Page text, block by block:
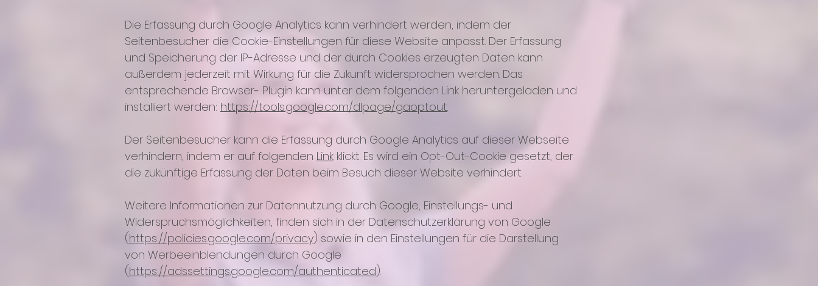
Die Erfassung durch Google Analytics kann verhindert werden, indem der
Seitenbesucher die Cookie-Einstellungen für diese Website anpasst. Der Erfassung
und Speicherung der IP-Adresse und der durch Cookies erzeugten Daten kann
außerdem jederzeit mit Wirkung für die Zukunft widersprochen werden. Das
entsprechende Browser- Plugin kann unter dem folgenden Link heruntergeladen und
installiert werden: https://tools.google.com/dlpage/gaoptout.
Der Seitenbesucher kann die Erfassung durch Google Analytics auf dieser Webseite
verhindern, indem er auf folgenden Link klickt. Es wird ein Opt-Out-Cookie gesetzt, der
die zukünftige Erfassung der Daten beim Besuch dieser Website verhindert.
Weitere Informationen zur Datennutzung durch Google, Einstellungs- und
Widerspruchsmöglichkeiten, finden sich in der Datenschutzerklärung von Google
(https://policies.google.com/privacy) sowie in den Einstellungen für die Darstellung
von Werbeeinblendungen durch Google
(https://adssettings.google.com/authenticated).